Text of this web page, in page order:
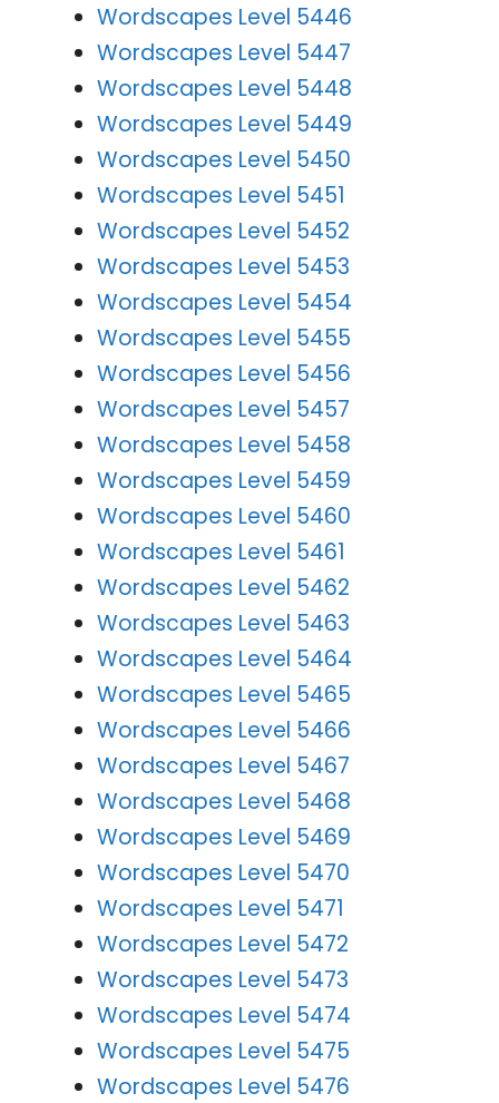
Wordscapes Level 5446
Wordscapes Level 5447
Wordscapes Level 5448
Wordscapes Level 5449
Wordscapes Level 5450
Wordscapes Level 5451
Wordscapes Level 5452
Wordscapes Level 5453
Wordscapes Level 5454
Wordscapes Level 5455
Wordscapes Level 5456
Wordscapes Level 5457
Wordscapes Level 5458
Wordscapes Level 5459
Wordscapes Level 5460
Wordscapes Level 5461
Wordscapes Level 5462
Wordscapes Level 5463
Wordscapes Level 5464
Wordscapes Level 5465
Wordscapes Level 5466
Wordscapes Level 5467
Wordscapes Level 5468
Wordscapes Level 5469
Wordscapes Level 5470
Wordscapes Level 5471
Wordscapes Level 5472
Wordscapes Level 5473
Wordscapes Level 5474
Wordscapes Level 5475
Wordscapes Level 5476